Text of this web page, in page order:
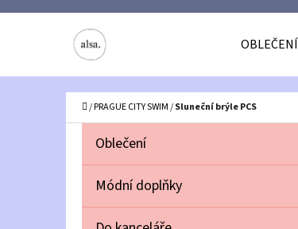
Přejít
OBLEČENÍ
Domů
/PRAGUE CITY SWIM/Sluneční brýle PCS
Přeskočit
kategorie
K
T
G
Oblečení
Módní doplňky
K
Zpět
Zpět